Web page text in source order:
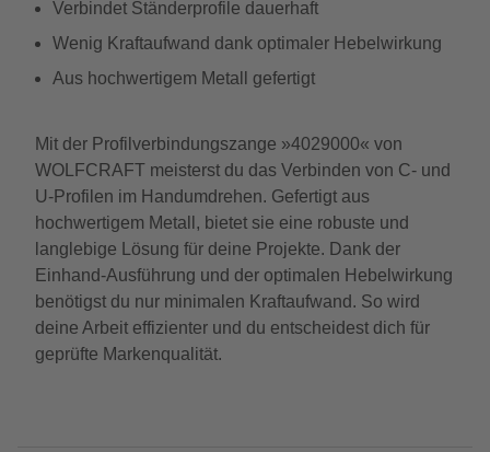
Verbindet Ständerprofile dauerhaft
Wenig Kraftaufwand dank optimaler Hebelwirkung
Aus hochwertigem Metall gefertigt
Mit der Profilverbindungszange »4029000« von
WOLFCRAFT meisterst du das Verbinden von C- und
U-Profilen im Handumdrehen. Gefertigt aus
hochwertigem Metall, bietet sie eine robuste und
langlebige Lösung für deine Projekte. Dank der
Einhand-Ausführung und der optimalen Hebelwirkung
benötigst du nur minimalen Kraftaufwand. So wird
deine Arbeit effizienter und du entscheidest dich für
geprüfte Markenqualität.